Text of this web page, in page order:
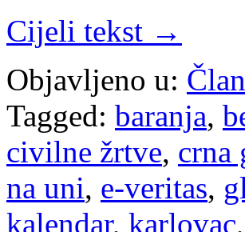
Cijeli tekst →
Objavljeno u:
Tagged: baranja,
civilne žrtve, crna
na uni, e-veritas,
kalendar, karlovac,